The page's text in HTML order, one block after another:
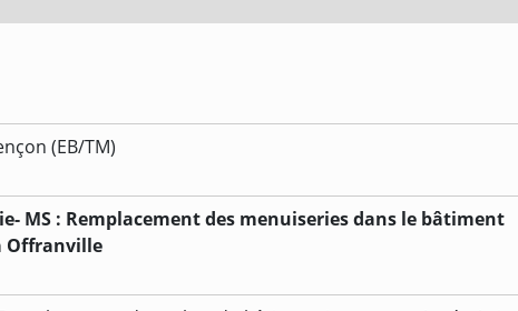
(EB/TM)
MS : Remplacement des menuiseries dans le bâtiment
Offranville